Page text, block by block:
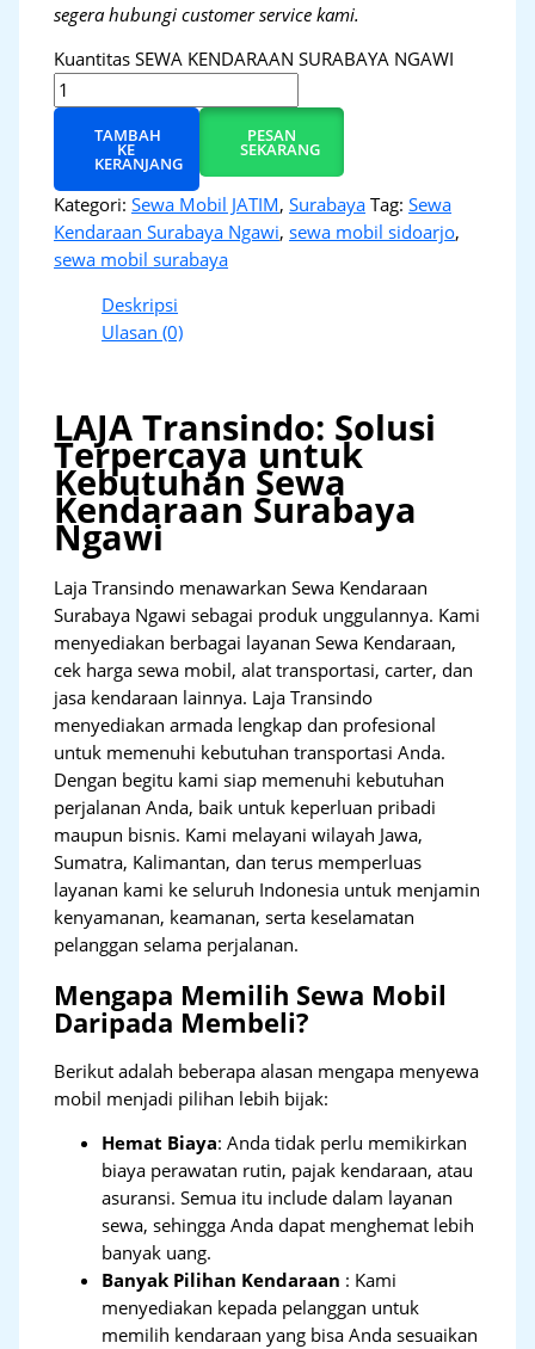
segera hubungi customer service kami.
Kuantitas SEWA KENDARAAN SURABAYA NGAWI
TAMBAH
KE
KERANJANG
PESAN
SEKARANG
Kategori:Sewa Mobil JATIM,Surabaya Tag:Sewa
Kendaraan Surabaya Ngawi,sewa mobil sidoarjo,
sewa mobil surabaya
Deskripsi
Ulasan (0)
LAJA Transindo: Solusi
Terpercaya untuk
Kebutuhan Sewa
Kendaraan Surabaya
Ngawi
Laja Transindo menawarkan Sewa Kendaraan
Surabaya Ngawi sebagai produk unggulannya. Kami
menyediakan berbagai layanan Sewa Kendaraan,
cek harga sewa mobil, alat transportasi, carter, dan
jasa kendaraan lainnya. Laja Transindo
menyediakan armada lengkap dan profesional
untuk memenuhi kebutuhan transportasi Anda.
Dengan begitu kami siap memenuhi kebutuhan
perjalanan Anda, baik untuk keperluan pribadi
maupun bisnis. Kami melayani wilayah Jawa,
Sumatra, Kalimantan, dan terus memperluas
layanan kami ke seluruh Indonesia untuk menjamin
kenyamanan, keamanan, serta keselamatan
pelanggan selama perjalanan.
Mengapa Memilih Sewa Mobil
Daripada Membeli?
Berikut adalah beberapa alasan mengapa menyewa
mobil menjadi pilihan lebih bijak:
Hemat Biaya: Anda tidak perlu memikirkan
biaya perawatan rutin, pajak kendaraan, atau
asuransi. Semua itu include dalam layanan
sewa, sehingga Anda dapat menghemat lebih
banyak uang.
Banyak Pilihan Kendaraan : Kami
menyediakan kepada pelanggan untuk
memilih kendaraan yang bisa Anda sesuaikan